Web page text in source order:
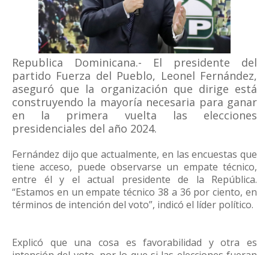
Republica Dominicana.- El presidente del
partido Fuerza del Pueblo, Leonel Fernández,
aseguró que la organización que dirige está
construyendo la mayoría necesaria para ganar
en la primera vuelta las elecciones
presidenciales del año 2024.
Fernández dijo que actualmente, en las encuestas que
tiene acceso, puede observarse un empate técnico,
entre él y el actual presidente de la República.
“Estamos en un empate técnico 38 a 36 por ciento, en
términos de intención del voto”, indicó el líder político.
Explicó que una cosa es favorabilidad y otra es